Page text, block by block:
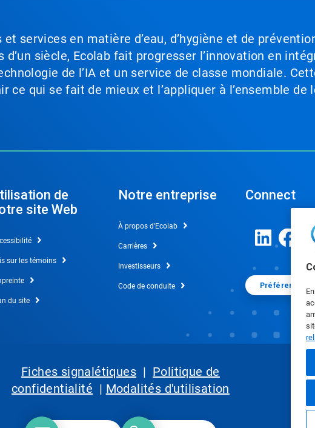
services en matière d’eau, d’hygiène et de
siècle, Ecolab fait progresser l’innovation en
de l’IA et un service de classe mondiale.
ce qui se fait de mieux et l’appliquer à l’ensemble
de
site Web
sur les témoins
du site
Notre entreprise
À propos d'Ecolab
Carrières
Investisseurs
Code de conduite
Connect
Préférences
Fiches signalétiques | Politique de
confidentialité | Modalités d'utilisation